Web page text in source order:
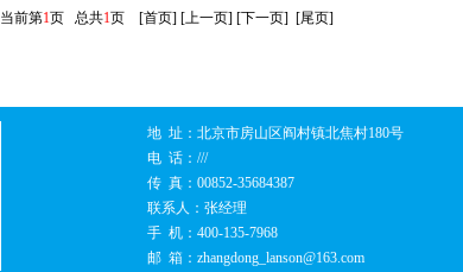
当前第1页 总共1页 [首页] [上一页] [下一页] [尾页]
地 址： 北京市房山区阎村镇北焦村180号
电 话： ///
传 真： 00852-35684387
联系人： 张经理
手 机： 400-135-7968
邮 箱： zhangdong_lanson@163.com